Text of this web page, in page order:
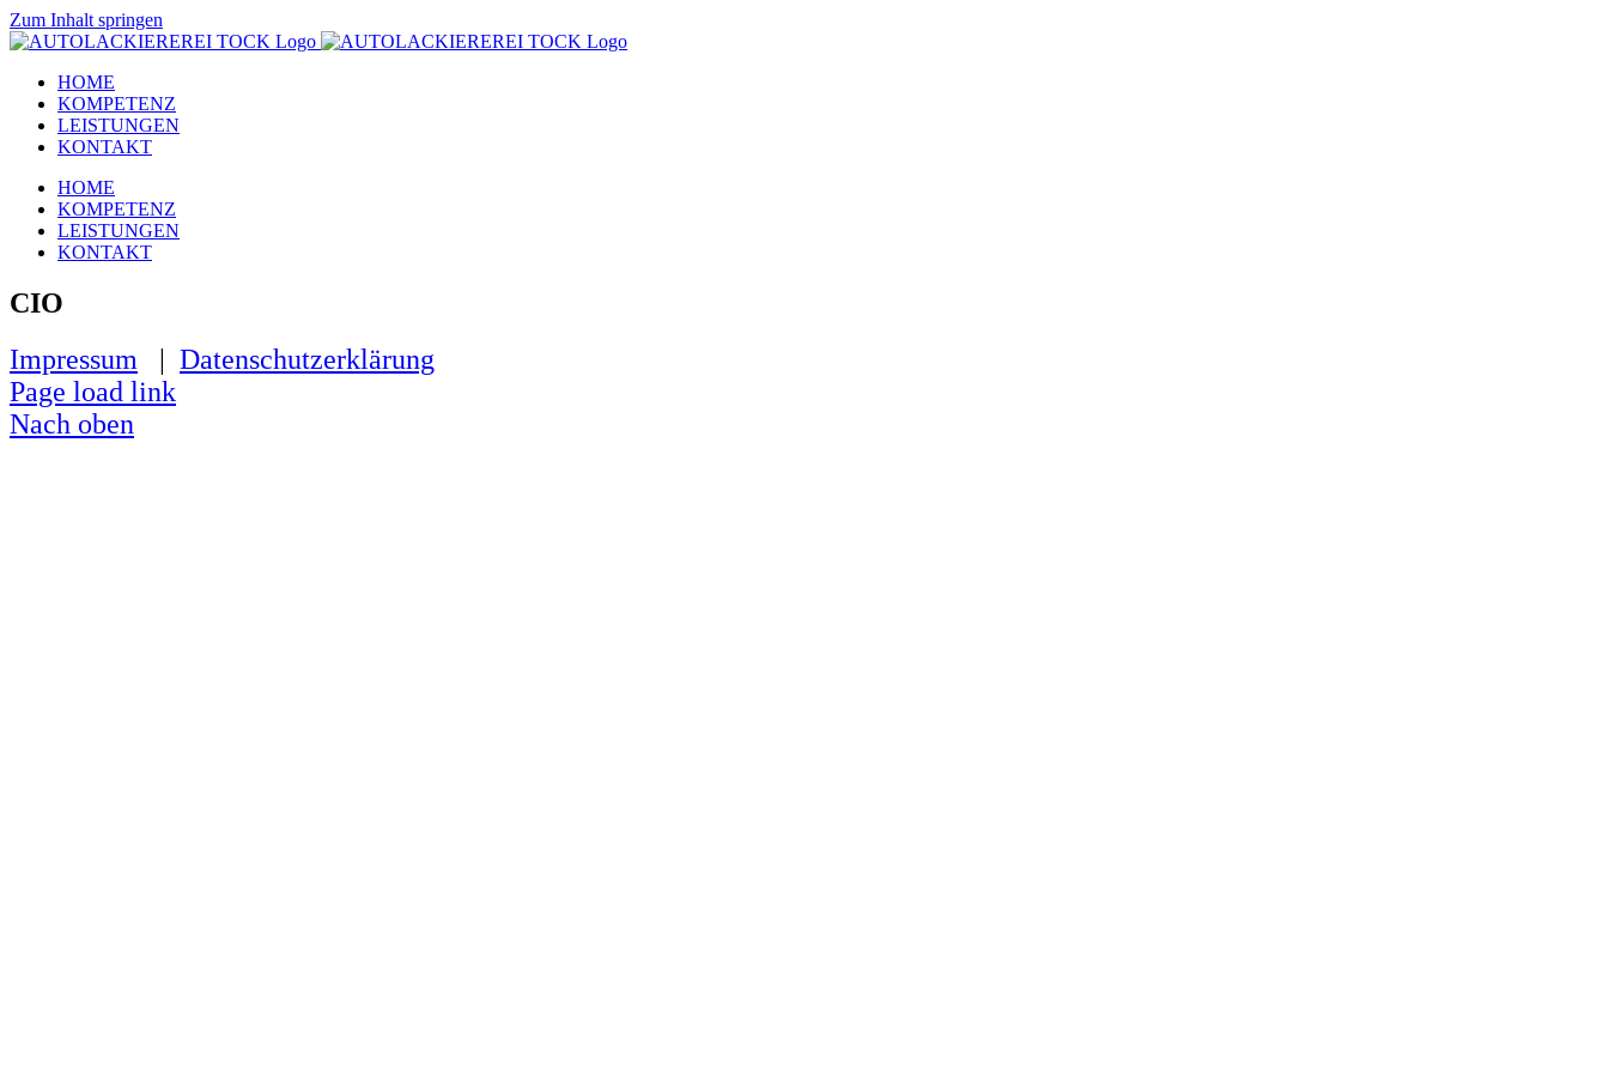
Zum Inhalt springen
HOME
KOMPETENZ
LEISTUNGEN
KONTAKT
HOME
KOMPETENZ
LEISTUNGEN
KONTAKT
CIO
Impressum | Datenschutzerklärung
Page load link
Nach oben